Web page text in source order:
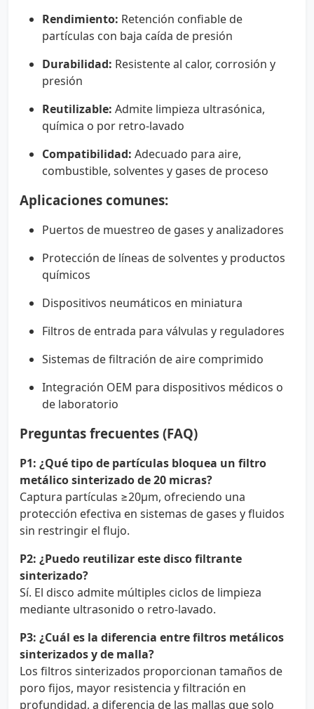
Rendimiento: Retención confiable de
partículas con baja caída de presión
Durabilidad: Resistente al calor, corrosión y
presión
Reutilizable: Admite limpieza ultrasónica,
química o por retro-lavado
Compatibilidad: Adecuado para aire,
combustible, solventes y gases de proceso
Aplicaciones comunes:
Puertos de muestreo de gases y analizadores
Protección de líneas de solventes y productos
químicos
Dispositivos neumáticos en miniatura
Filtros de entrada para válvulas y reguladores
Sistemas de filtración de aire comprimido
Integración OEM para dispositivos médicos o
de laboratorio
Preguntas frecuentes (FAQ)
P1: ¿Qué tipo de partículas bloquea un filtro
metálico sinterizado de 20 micras?
Captura partículas ≥20µm, ofreciendo una
protección efectiva en sistemas de gases y fluidos
sin restringir el flujo.
P2: ¿Puedo reutilizar este disco filtrante
sinterizado?
Sí. El disco admite múltiples ciclos de limpieza
mediante ultrasonido o retro-lavado.
P3: ¿Cuál es la diferencia entre filtros metálicos
sinterizados y de malla?
Los filtros sinterizados proporcionan tamaños de
poro fijos, mayor resistencia y filtración en
profundidad, a diferencia de las mallas que solo